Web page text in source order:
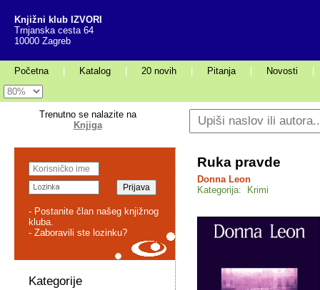
Knjižni klub IZVORI
Trnjanska cesta 64
10000 Zagreb
Početna Katalog 20 novih Pitanja Novosti
Trenutno se nalazite na
Knjiga
- Postanite član našeg knjižnog
kluba.
- Zaboravili ste lozinku?
Kategorije
Ruka pravde
Donna Leon
Kategorija: Krimi